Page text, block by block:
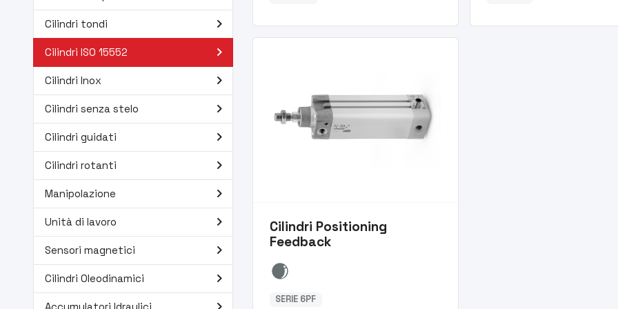
Cilindri tondi navigate_next
Cilindri ISO 15552 navigate_next
Cilindri Inox navigate_next
Cilindri senza stelo navigate_next
Cilindri guidati navigate_next
Cilindri rotanti navigate_next
Manipolazione navigate_next
Unità di lavoro navigate_next
Sensori magnetici navigate_next
Cilindri Oleodinamici navigate_next
Cilindri Positioning
Feedback
SERIE 6PF